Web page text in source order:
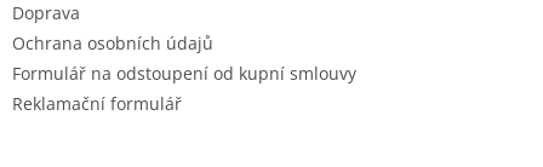
Doprava
Ochrana osobních údajů
Formulář na odstoupení od kupní smlouvy
Reklamační formulář